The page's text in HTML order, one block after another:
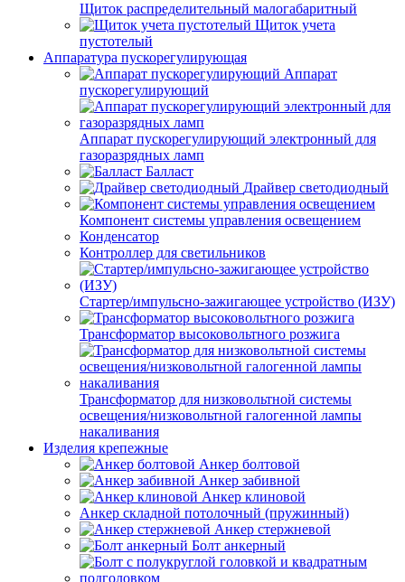
Щиток распределительный малогабаритный
Щиток учета
пустотелый
Аппаратура пускорегулирующая
Аппарат
пускорегулирующий
Аппарат пускорегулирующий электронный для
газоразрядных ламп
Балласт
Драйвер светодиодный
Компонент системы управления освещением
Конденсатор
Контроллер для светильников
Стартер/импульсно-зажигающее устройство (ИЗУ)
Трансформатор высоковольтного розжига
Трансформатор для низковольтной системы
освещения/низковольтной галогенной лампы
накаливания
Изделия крепежные
Анкер болтовой
Анкер забивной
Анкер клиновой
Анкер складной потолочный (пружинный)
Анкер стержневой
Болт анкерный